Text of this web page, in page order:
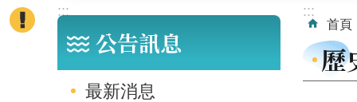
:::
公告訊息
最新消息
:::
首頁
歷